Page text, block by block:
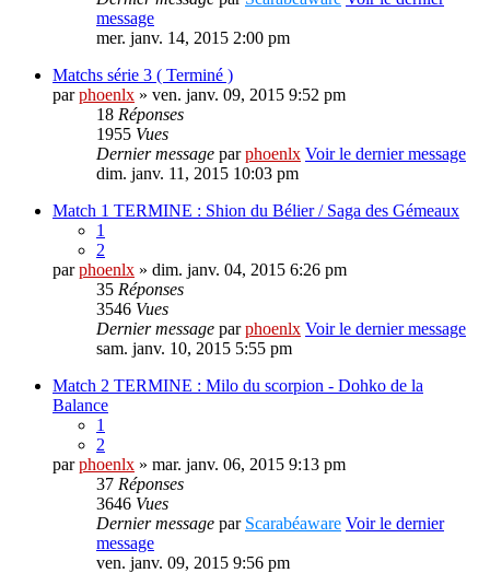
message
mer. janv. 14, 2015 2:00 pm
Matchs série 3 ( Terminé )
parphoenlx » ven. janv. 09, 2015 9:52 pm
18 Réponses
1955 Vues
Dernier message parphoenlx Voir le dernier message
dim. janv. 11, 2015 10:03 pm
Match 1 TERMINE : Shion du Bélier / Saga des Gémeaux
1
2
parphoenlx » dim. janv. 04, 2015 6:26 pm
35 Réponses
3546 Vues
Dernier message parphoenlx Voir le dernier message
sam. janv. 10, 2015 5:55 pm
Match 2 TERMINE : Milo du scorpion - Dohko de la
Balance
1
2
parphoenlx » mar. janv. 06, 2015 9:13 pm
37 Réponses
3646 Vues
Dernier message par Scarabéaware Voir le dernier
message
ven. janv. 09, 2015 9:56 pm